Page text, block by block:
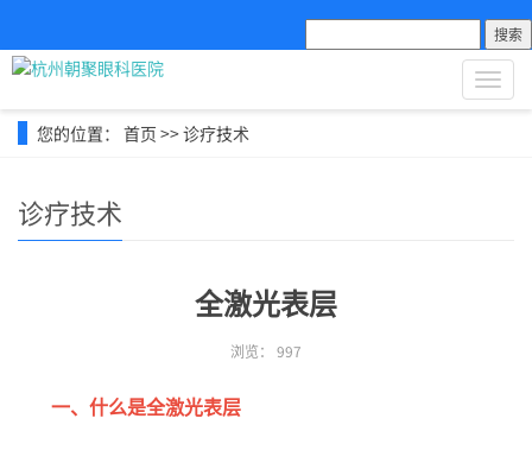
搜索
导
航
您的位置： 首页 >>诊疗技术
诊疗技术
全激光表层
浏览： 997
一、什么是全激光表层